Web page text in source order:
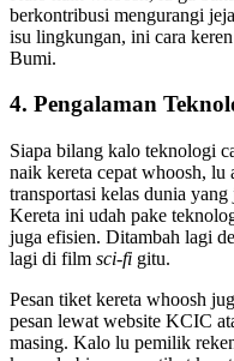
berkontribusi mengurangi
isu lingkungan, ini cara
Bumi.
4. Pengalaman
Siapa bilang kalo teknologi
naik kereta cepat whoosh, lu
transportasi kelas dunia
Kereta ini udah pake
juga efisien. Ditambah lagi
lagi di film sci-fi gitu.
Pesan tiket kereta whoosh
pesan lewat website KCIC
masing. Kalo lu pemilik